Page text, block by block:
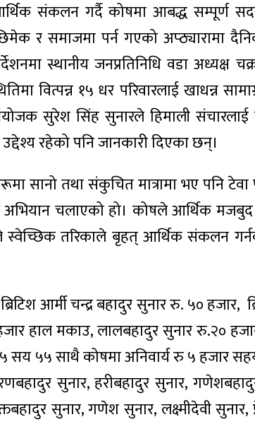
संकलन गर्दै कोषमा आबद्ध सम्पूर्ण
र समाजमा पर्न गएको अप्ठ्यारामा
स्थानीय जनप्रतिनिधि वडा अध्यक्ष
वित्पन्न १५ धर परिवारलाई खाधन्न
सुरेश सिंह सुनारले हिमाली संचारलाई
रहेको पनि जानकारी दिएका छन्।
सानो तथा संकुचित मात्रामा भए पनि
चलाएको हो। कोषले आर्थिक
स्वेच्छिक तरिकाले बृहत् आर्थिक संकलन
आर्मी चन्द्र बहादुर सुनार रु. ५० हजार,
हाल मकाउ, लालबहादुर सुनार रु.२०
सय ५५ साथै कोषमा अनिवार्य रु ५ हजार
सुनार, हरीबहादुर सुनार,
सुनार, गणेश सुनार, लक्ष्मीदेवी सुनार,